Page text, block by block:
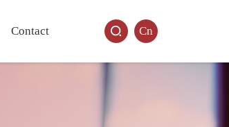
Contact Cn